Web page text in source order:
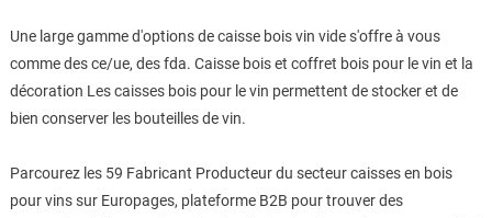
Une large gamme d'options de caisse bois vin vide s'offre à vous
comme des ce/ue, des fda. Caisse bois et coffret bois pour le vin et la
décoration Les caisses bois pour le vin permettent de stocker et de
bien conserver les bouteilles de vin.
Parcourez les 59 Fabricant Producteur du secteur caisses en bois
pour vins sur Europages, plateforme B2B pour trouver des